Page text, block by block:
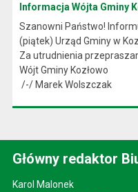
Informacja Wójta Gminy
Szanowni Państwo!
(piątek) Urząd Gminy w
Za utrudnienia
Wójt Gminy Kozłowo
/-/ Marek Wolszczak
Główny redaktor
Karol Malonek